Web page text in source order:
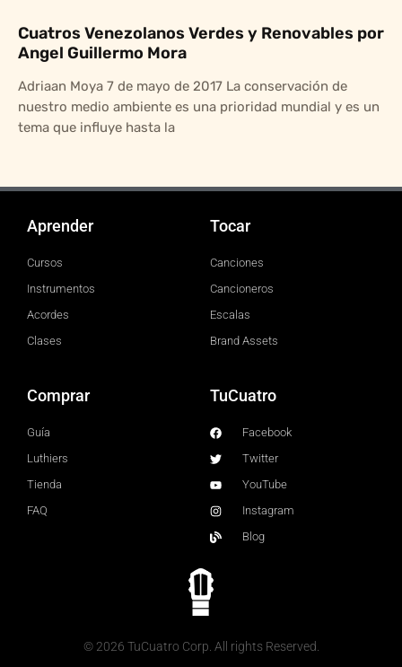
Cuatros Venezolanos Verdes y Renovables por
Angel Guillermo Mora
Adriaan Moya 7 de mayo de 2017 La conservación de
nuestro medio ambiente es una prioridad mundial y es un
tema que influye hasta la
Aprender
Cursos
Instrumentos
Acordes
Clases
Tocar
Canciones
Cancioneros
Escalas
Brand Assets
Comprar
Guía
Luthiers
Tienda
FAQ
TuCuatro
Facebook
Twitter
YouTube
Instagram
Blog
© 2026 TuCuatro Corp. All rights Reserved.